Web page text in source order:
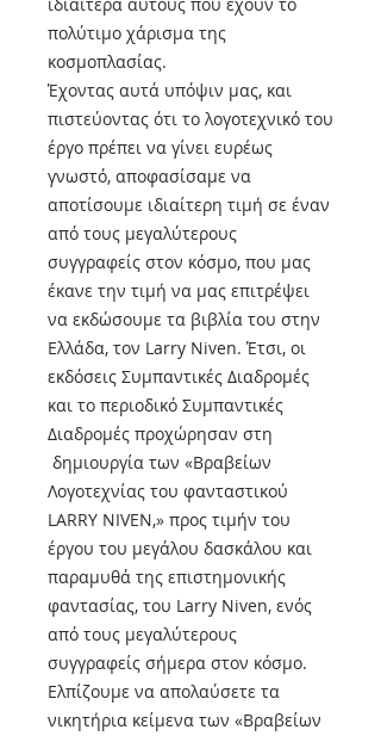
πολύτιμο χάρισμα της
κοσμοπλασίας.
Έχοντας αυτά υπόψιν μας, και
πιστεύοντας ότι το λογοτεχνικό του
έργο πρέπει να γίνει ευρέως
γνωστό, αποφασίσαμε να
αποτίσουμε ιδιαίτερη τιμή σε έναν
από τους μεγαλύτερους
συγγραφείς στον κόσμο, που μας
έκανε την τιμή να μας επιτρέψει
να εκδώσουμε τα βιβλία του στην
Ελλάδα, τον Larry Niven. Έτσι, οι
εκδόσεις Συμπαντικές Διαδρομές
και το περιοδικό Συμπαντικές
Διαδρομές προχώρησαν στη
δημιουργία των «Βραβείων
Λογοτεχνίας του φανταστικού
LARRY NIVEN,» προς τιμήν του
έργου του μεγάλου δασκάλου και
παραμυθά της επιστημονικής
φαντασίας, του Larry Niven, ενός
από τους μεγαλύτερους
συγγραφείς σήμερα στον κόσμο.
Ελπίζουμε να απολαύσετε τα
νικητήρια κείμενα των «Βραβείων